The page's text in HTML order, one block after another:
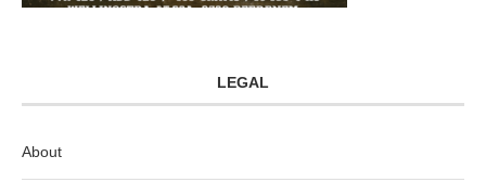
LEGAL
About